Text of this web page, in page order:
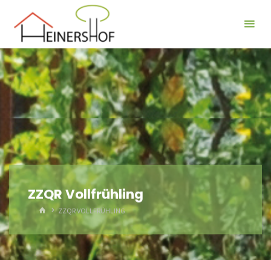
ZZQR Vollfrühling
HOMEZZQR VOLLFRÜHLING